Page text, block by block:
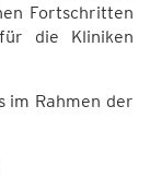
Fortschritten
die Kliniken
im Rahmen der